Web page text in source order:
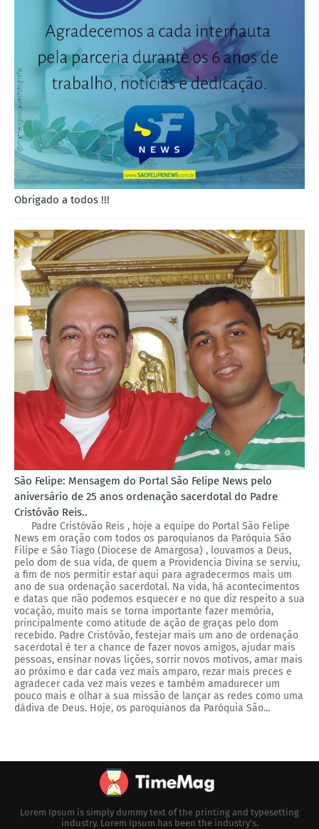
Obrigado a todos !!!
São Felipe: Mensagem do Portal São Felipe News pelo
aniversário de 25 anos ordenação sacerdotal do Padre
Cristóvão Reis..
Padre Cristóvão Reis , hoje a equipe do Portal São Felipe
News em oração com todos os paroquianos da Paróquia São
Filipe e São Tiago (Diocese de Amargosa) , louvamos a Deus,
pelo dom de sua vida, de quem a Providencia Divina se serviu,
a fim de nos permitir estar aqui para agradecermos mais um
ano de sua ordenação sacerdotal. Na vida, há acontecimentos
e datas que não podemos esquecer e no que diz respeito a sua
vocação, muito mais se torna importante fazer memória,
principalmente como atitude de ação de graças pelo dom
recebido. Padre Cristóvão, festejar mais um ano de ordenação
sacerdotal é ter a chance de fazer novos amigos, ajudar mais
pessoas, ensinar novas lições, sorrir novos motivos, amar mais
ao próximo e dar cada vez mais amparo, rezar mais preces e
agradecer cada vez mais vezes e também amadurecer um
pouco mais e olhar a sua missão de lançar as redes como uma
dádiva de Deus. Hoje, os paroquianos da Paróquia São...
Lorem Ipsum is simply dummy text of the printing and typesetting
industry. Lorem Ipsum has been the industry's.